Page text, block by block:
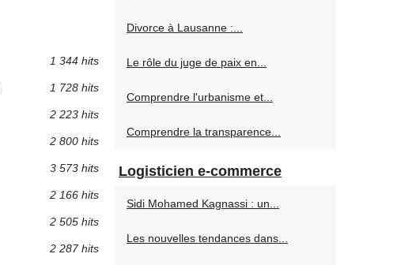
1 344 hits
1 728 hits
2 223 hits
2 800 hits
3 573 hits
2 166 hits
2 505 hits
2 287 hits
Divorce à Lausanne :...
Le rôle du juge de paix en...
Comprendre l'urbanisme et...
Comprendre la transparence...
Logisticien e-commerce
Sidi Mohamed Kagnassi : un...
Les nouvelles tendances dans...